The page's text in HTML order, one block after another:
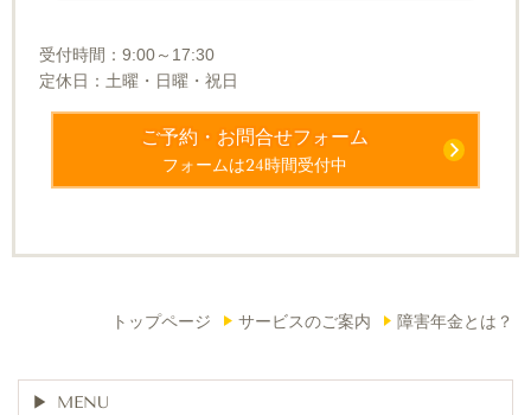
受付時間：9:00～17:30
定休日：土曜・日曜・祝日
ご予約・お問合せフォーム
フォームは24時間受付中
トップページ サービスのご案内 障害年金とは？
MENU